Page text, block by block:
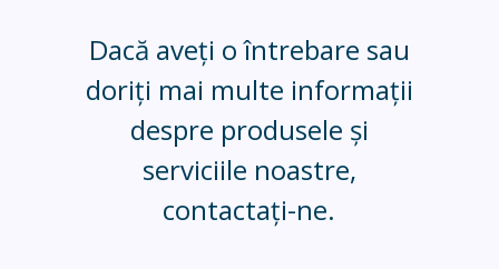
Dacă aveți o întrebare sau
doriți mai multe informații
despre produsele și
serviciile noastre,
contactați-ne.